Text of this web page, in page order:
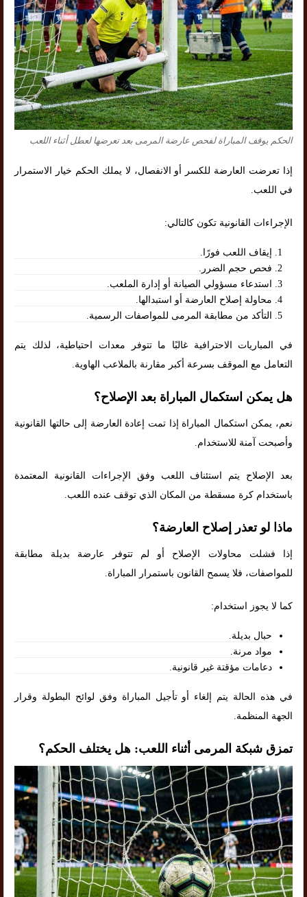
الحكم يوقف المباراة لفحص عارضة المرمى بعد تعرضها لعطل أثناء اللعب
إذا تعرضت العارضة للكسر أو الانفصال، لا يملك الحكم خيار الاستمرار
في اللعب.
الإجراءات القانونية تكون كالتالي:
إيقاف اللعب فورًا.
فحص حجم الضرر.
استدعاء مسؤولي الصيانة أو إدارة الملعب.
محاولة إصلاح العارضة أو استبدالها.
التأكد من مطابقة المرمى للمواصفات الرسمية.
في المباريات الاحترافية غالبًا ما تتوفر معدات احتياطية، لذلك يتم
التعامل مع الموقف بسرعة أكبر مقارنة بالملاعب الهاوية.
هل يمكن استكمال المباراة بعد الإصلاح؟
نعم، يمكن استكمال المباراة إذا تمت إعادة العارضة إلى حالتها القانونية
وأصبحت آمنة للاستخدام.
بعد الإصلاح يتم استئناف اللعب وفق الإجراءات القانونية المعتمدة
باستخدام كرة مسقطة من المكان الذي توقف عنده اللعب.
ماذا لو تعذر إصلاح العارضة؟
إذا فشلت محاولات الإصلاح أو لم تتوفر عارضة بديلة مطابقة
للمواصفات، فلا يسمح القانون باستمرار المباراة.
كما لا يجوز استخدام:
حبال بديلة.
مواد مرنة.
دعامات مؤقتة غير قانونية.
في هذه الحالة يتم إلغاء أو تأجيل المباراة وفق لوائح البطولة وقرار
الجهة المنظمة.
تمزق شبكة المرمى أثناء اللعب: هل يختلف الحكم؟